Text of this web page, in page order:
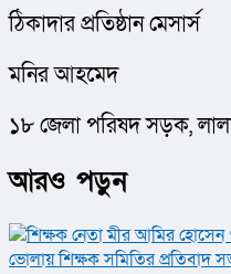
ঠিকাদার প্রতিষ্ঠান মেসার্স
মনির আহমেদ
১৮ জেলা পরিষদ সড়ক,
আরও পড়ুন